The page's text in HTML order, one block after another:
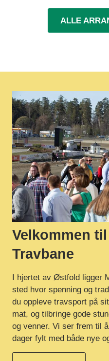
ALLE
Velkommen
Travbane
I hjertet av Østfold ligger
sted hvor spenning og
du oppleve travsport på
mat, og tilbringe gode
og venner. Vi ser frem til
dager fylt med både nye